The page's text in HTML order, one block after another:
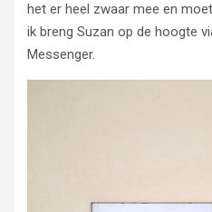
het er heel zwaar mee en
ik breng Suzan op de hoogte
Messenger.